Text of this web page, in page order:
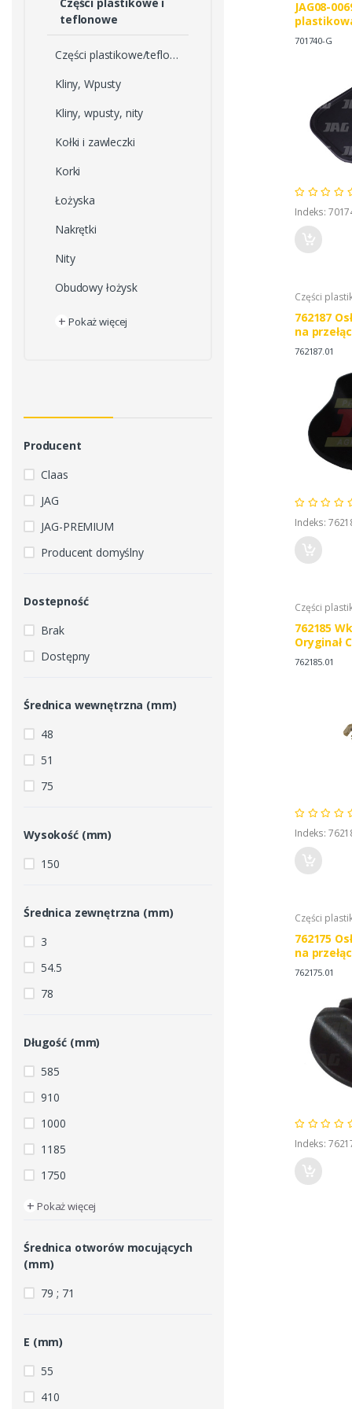
teflonowe
Części plastikowe/teflonowe
Kliny, Wpusty
Kliny, wpusty, nity
Kołki i zawleczki
Korki
Łożyska
Nakrętki
Nity
Obudowy łożysk
+ Pokaż więcej
Producent
Claas
JAG
JAG-PREMIUM
Producent domyślny
Dostepność
Brak
Dostępny
Średnica wewnętrzna (mm)
48
51
75
Wysokość (mm)
150
Średnica zewnętrzna (mm)
3
54.5
78
Długość (mm)
585
910
1000
1185
1750
+ Pokaż więcej
Średnica otworów mocujących
(mm)
79 ; 71
E (mm)
55
410
JAG08-
701740-G
Indeks:
Części
762187
na
CLAAS
762187.01
Indeks:
Części
762185
Oryginał
762185.01
Indeks:
Części
762175
na
CLAAS
762175.01
Indeks: